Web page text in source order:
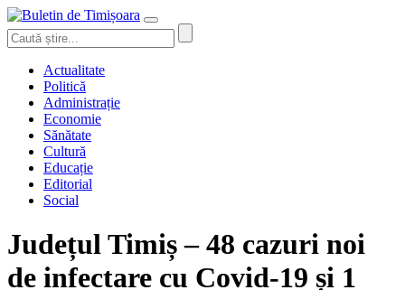
Actualitate
Politică
Administrație
Economie
Sănătate
Cultură
Educație
Editorial
Social
Județul Timiș – 48 cazuri noi
de infectare cu Covid-19 și 1